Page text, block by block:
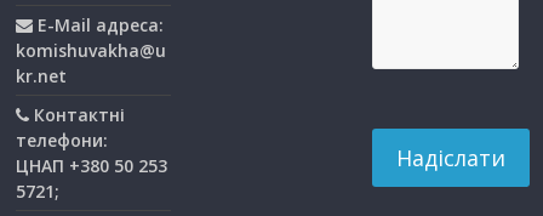
E-Mail адреса:
komishuvakha@u
kr.net
Контактні
телефони:
ЦНАП +380 50 253
5721;